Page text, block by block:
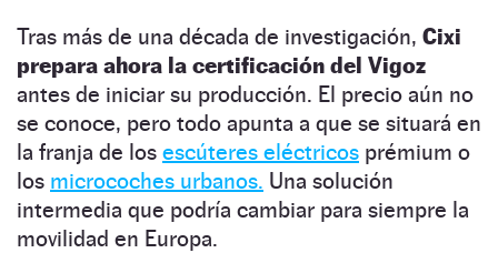
Tras más de una década de investigación, Cixi
prepara ahora la certificación del Vigoz
antes de iniciar su producción. El precio aún no
se conoce, pero todo apunta a que se situará en
la franja de los escúteres eléctricos prémium o
los microcoches urbanos. Una solución
intermedia que podría cambiar para siempre la
movilidad en Europa.